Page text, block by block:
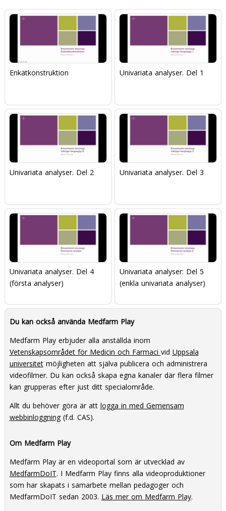
Enkätkonstruktion Univariata analyser. Del 1
Univariata analyser. Del 2 Univariata analyser. Del 3
Univariata analyser. Del 4
(första analyser)
Univariata analyser: Del 5
(enkla univariata analyser)
Du kan också använda Medfarm Play
Medfarm Play erbjuder alla anställda inom
Vetenskapsområdet för Medicin och Farmaci vid Uppsala
universitetmöjligheten att själva publicera och administrera
videofilmer. Du kan också skapa egna kanaler där flera filmer
kan grupperas efter just ditt specialområde.
Allt du behöver göra är att logga in med Gemensam
webbinloggning(f.d. CAS).
Om Medfarm Play
Medfarm Play är en videoportal som är utvecklad av
MedfarmDoIT. I Medfarm Play finns alla videoproduktioner
som har skapats i samarbete mellan pedagoger och
MedfarmDoIT sedan 2003. Läs mer om Medfarm Play.